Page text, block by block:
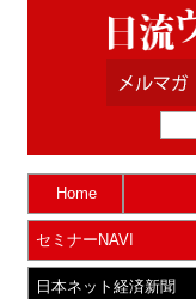
Home
セミナーNAVI
日本ネット経済新聞